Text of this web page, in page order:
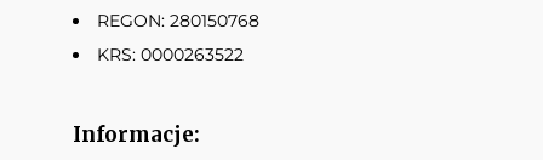
REGON: 280150768
KRS: 0000263522
Informacje: